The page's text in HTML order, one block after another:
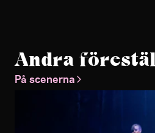
Andra
På scenerna